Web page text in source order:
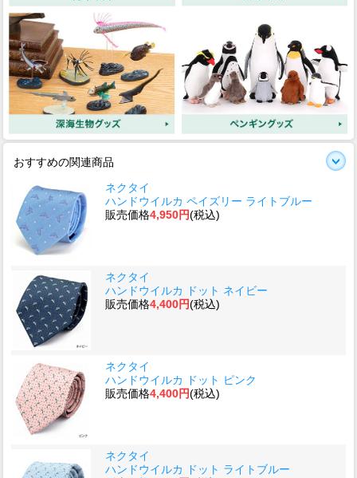
おすすめの関連商品
ネクタイ
ハンドウイルカ ペイズリー ライトブルー
販売価格4,950円(税込)
ネクタイ
ハンドウイルカ ドット ネイビー
販売価格4,400円(税込)
ネクタイ
ハンドウイルカ ドット ピンク
販売価格4,400円(税込)
ネクタイ
ハンドウイルカ ドット ライトブルー